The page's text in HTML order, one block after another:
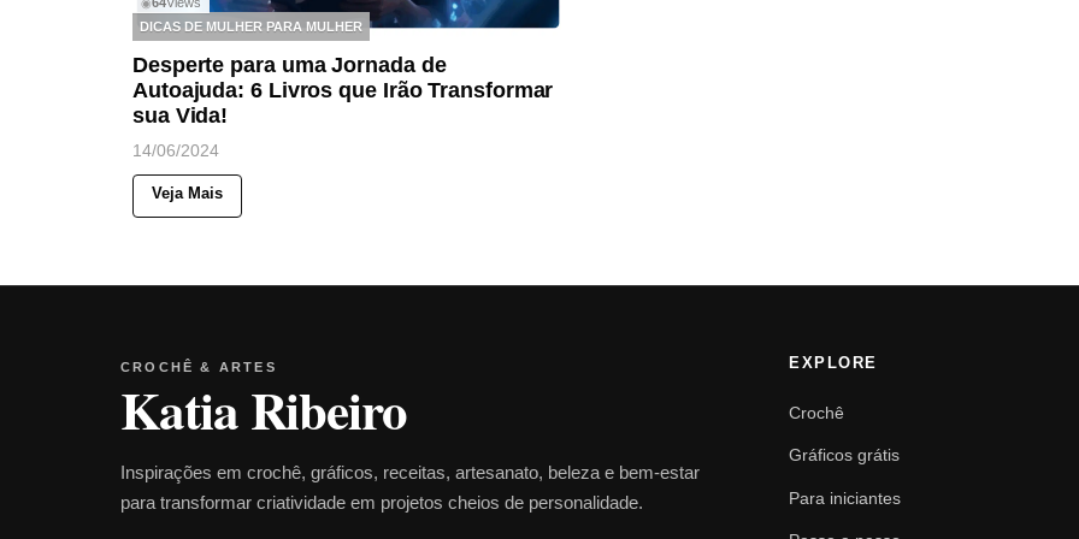
◉
DICAS DE MULHER PARA MULHER
Desperte para uma Jornada de
Autoajuda: 6 Livros que Irão Transformar
sua Vida!
14/06/2024
Veja Mais
CROCHÊ & ARTES
Katia Ribeiro
Inspirações em crochê, gráficos, receitas, artesanato, beleza e bem-estar
para transformar criatividade em projetos cheios de personalidade.
EXPLORE
Crochê
Gráficos grátis
Para iniciantes